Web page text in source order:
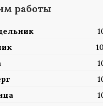
работы